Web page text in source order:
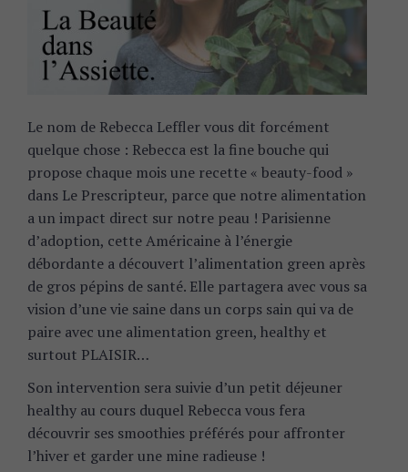
Le nom de Rebecca Leffler vous dit forcément
quelque chose : Rebecca est la fine bouche qui
propose chaque mois une recette « beauty-food »
dans Le Prescripteur, parce que notre alimentation
a un impact direct sur notre peau ! Parisienne
d’adoption, cette Américaine à l’énergie
débordante a découvert l’alimentation green après
de gros pépins de santé. Elle partagera avec vous sa
vision d’une vie saine dans un corps sain qui va de
paire avec une alimentation green, healthy et
surtout PLAISIR…
Son intervention sera suivie d’un petit déjeuner
healthy au cours duquel Rebecca vous fera
découvrir ses smoothies préférés pour affronter
l’hiver et garder une mine radieuse !